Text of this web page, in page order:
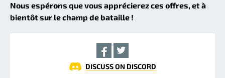
Nous espérons que vous apprécierez ces offres, et à
bientôt sur le champ de bataille !
DISCUSS ON DISCORD